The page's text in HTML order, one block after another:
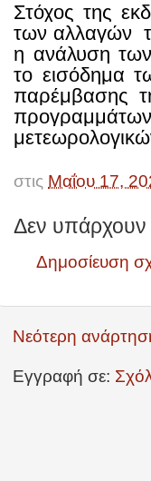
Στόχος της
των αλλαγών
η ανάλυση
το εισόδημα
παρέμβασης
στις Μαΐου 17,
Δεν υπάρχουν
Δημοσίευση
Νεότερη
Εγγραφή σε: